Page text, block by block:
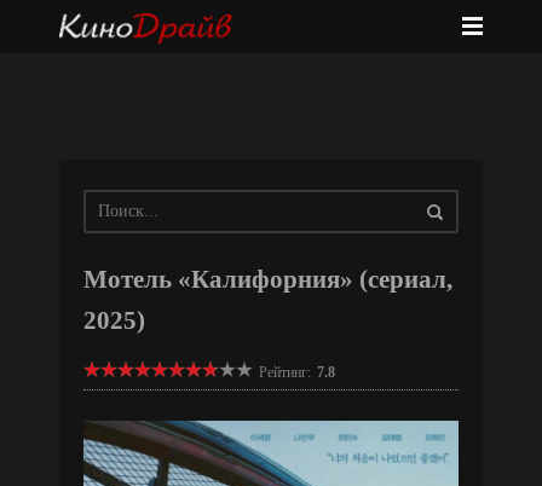
Мотель «Калифорния» (сериал,
2025)
Рейтинг: 7.8